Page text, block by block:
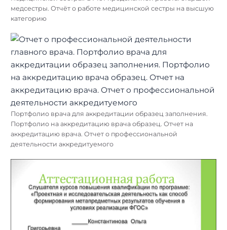
медсестры. Отчёт о работе медицинской сестры на высшую
категорию
Портфолио врача для аккредитации образец заполнения.
Портфолио на аккредитацию врача образец. Отчет на
аккредитацию врача. Отчет о профессиональной
деятельности аккредитуемого